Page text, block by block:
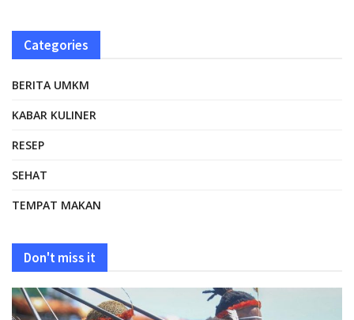
Categories
BERITA UMKM
KABAR KULINER
RESEP
SEHAT
TEMPAT MAKAN
Don't miss it